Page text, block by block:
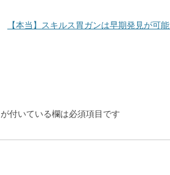
【本当】スキルス胃ガンは早期発見が可能
が付いている欄は必須項目です